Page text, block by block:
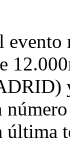
última